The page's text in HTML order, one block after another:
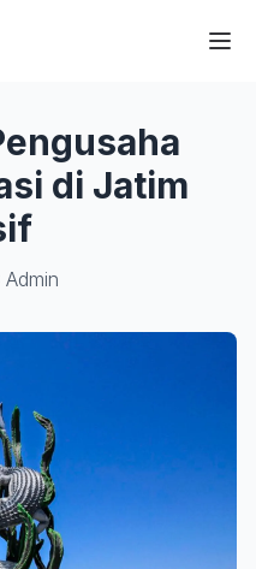
di Jatim
Admin